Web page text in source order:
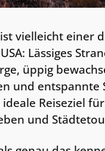
vielleicht einer
Lässiges
üppig
und entspannte
Reiseziel
und